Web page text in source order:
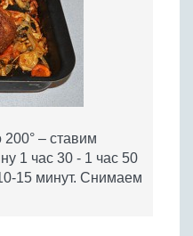
200° – ставим
1 час 30 - 1 час 50
15 минут. Снимаем